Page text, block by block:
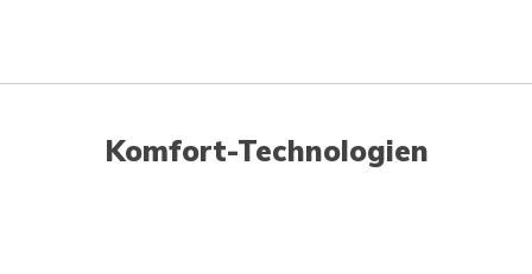
Komfort-Technologien